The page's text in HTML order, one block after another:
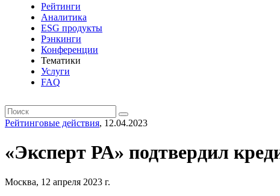
Рейтинги
Аналитика
ESG продукты
Рэнкинги
Конференции
Тематики
Услуги
FAQ
Рейтинговые действия, 12.04.2023
«Эксперт РА» подтвердил
Москва, 12 апреля 2023 г.